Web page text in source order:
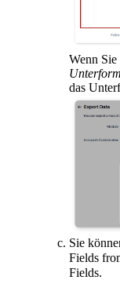
Wenn
das
Sie
Fields
Fields.